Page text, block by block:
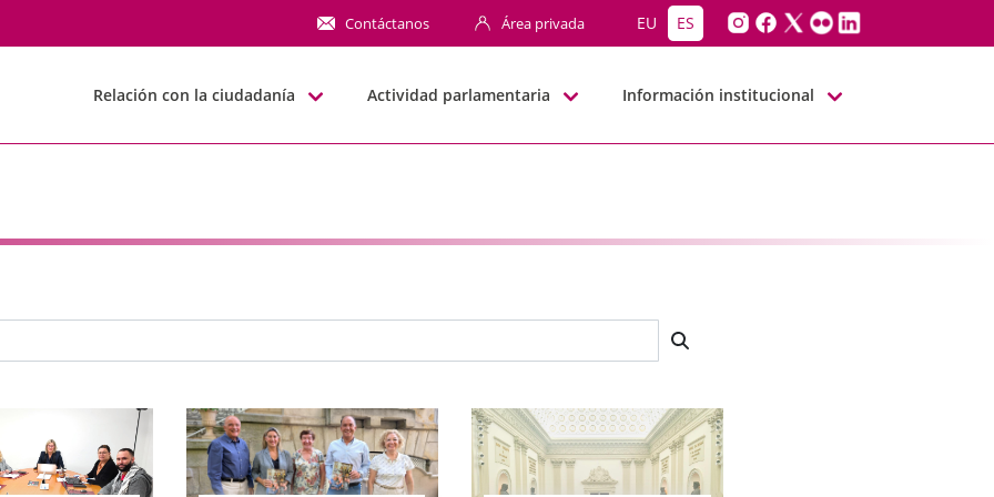
Contáctanos Área privada EU ES
Relación con la ciudadanía Actividad parlamentaria Información institucional
búsqueda